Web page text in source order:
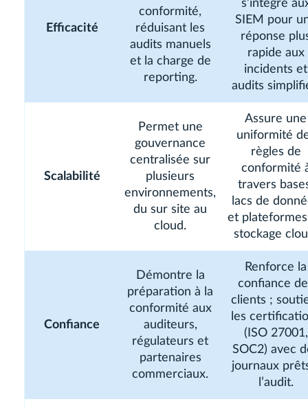
Efficacité
conformité,
réduisant les
audits manuels
et la charge de
reporting.
s’intègre
SIEM pour
réponse
rapide aux
incidents et
audits
Scalabilité
Permet une
gouvernance
centralisée sur
plusieurs
environnements,
du sur site au
cloud.
Assure une
uniformité
règles de
conformité
travers
lacs de
et
stockage
Confiance
Démontre la
préparation à la
conformité aux
auditeurs,
régulateurs et
partenaires
commerciaux.
Renforce la
confiance
clients ;
les
(ISO 27001,
SOC2) avec
journaux
l’audit.